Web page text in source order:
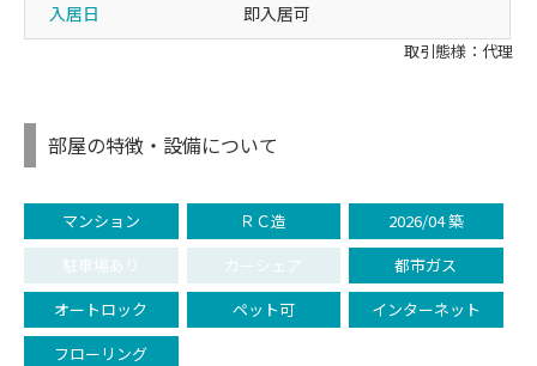
入居日 即入居可
取引態様：代理
部屋の特徴・設備について
マンション ＲＣ造
2026/04 築
駐車場あり
カーシェア
都市ガス
オートロック
ペット可
インターネット
フローリング